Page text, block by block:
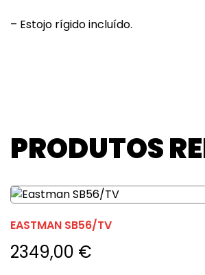
– Estojo rígido incluído.
PRODUTOS
EASTMAN SB56/TV
2349,00 €